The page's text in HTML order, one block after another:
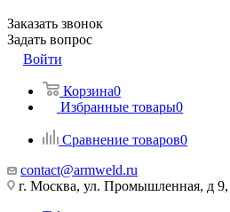
Заказать звонок
Задать вопрос
Войти
Корзина0
Избранные товары0
Сравнение товаров0
contact@armweld.ru
г. Москва, ул. Промышленная, д 9,